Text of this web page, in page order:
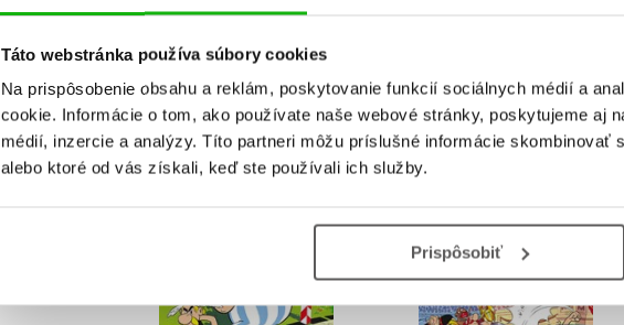
Táto webstránka používa súbory cookies
Na prispôsobenie obsahu a reklám, poskytovanie funkcií sociálnych médií a
cookie. Informácie o tom, ako používate naše webové stránky, poskytujeme aj
médií, inzercie a analýzy. Títo partneri môžu príslušné informácie skombinovať
alebo ktoré od vás získali, keď ste používali ich služby.
Prispôsobiť
Asterix V - Cesta
okolo Galie
René Goscinny René Goscinny